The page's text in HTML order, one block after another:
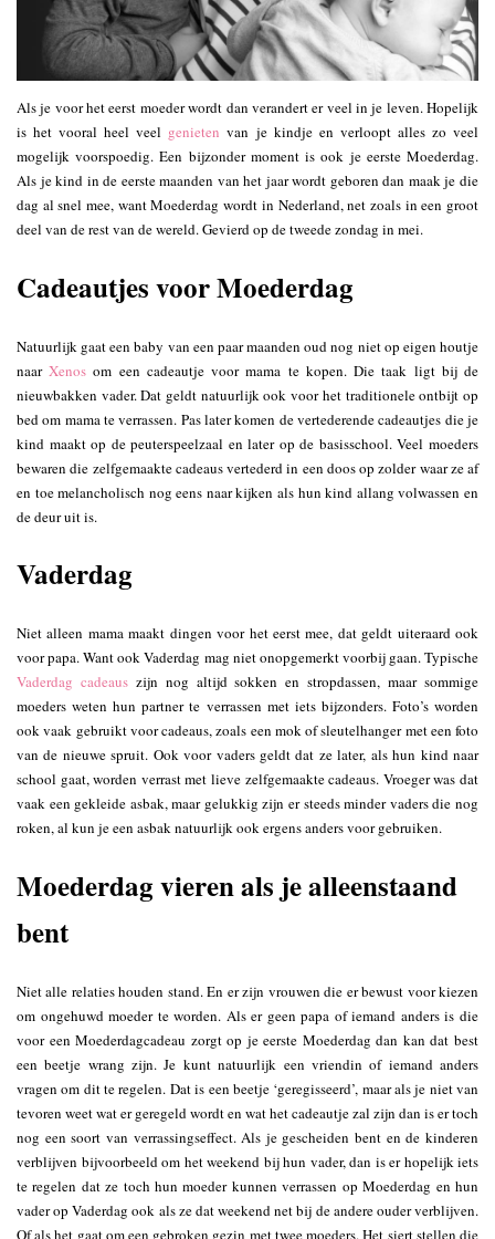
Als je voor het eerst moeder wordt dan verandert er veel in je leven. Hopelijk
is het vooral heel veel genieten van je kindje en verloopt alles zo veel
mogelijk voorspoedig. Een bijzonder moment is ook je eerste Moederdag.
Als je kind in de eerste maanden van het jaar wordt geboren dan maak je die
dag al snel mee, want Moederdag wordt in Nederland, net zoals in een groot
deel van de rest van de wereld. Gevierd op de tweede zondag in mei.
Cadeautjes voor Moederdag
Natuurlijk gaat een baby van een paar maanden oud nog niet op eigen houtje
naarXenos om een cadeautje voor mama te kopen. Die taak ligt bij de
nieuwbakken vader. Dat geldt natuurlijk ook voor het traditionele ontbijt op
bed om mama te verrassen. Pas later komen de vertederende cadeautjes die je
kind maakt op de peuterspeelzaal en later op de basisschool. Veel moeders
bewaren die zelfgemaakte cadeaus vertederd in een doos op zolder waar ze af
en toe melancholisch nog eens naar kijken als hun kind allang volwassen en
de deur uit is.
Vaderdag
Niet alleen mama maakt dingen voor het eerst mee, dat geldt uiteraard ook
voor papa. Want ook Vaderdag mag niet onopgemerkt voorbij gaan. Typische
Vaderdag cadeauszijn nog altijd sokken en stropdassen, maar sommige
moeders weten hun partner te verrassen met iets bijzonders. Foto’s worden
ook vaak gebruikt voor cadeaus, zoals een mok of sleutelhanger met een foto
van de nieuwe spruit. Ook voor vaders geldt dat ze later, als hun kind naar
school gaat, worden verrast met lieve zelfgemaakte cadeaus. Vroeger was dat
vaak een gekleide asbak, maar gelukkig zijn er steeds minder vaders die nog
roken, al kun je een asbak natuurlijk ook ergens anders voor gebruiken.
Moederdag vieren als je alleenstaand
bent
Niet alle relaties houden stand. En er zijn vrouwen die er bewust voor kiezen
om ongehuwd moeder te worden. Als er geen papa of iemand anders is die
voor een Moederdagcadeau zorgt op je eerste Moederdag dan kan dat best
een beetje wrang zijn. Je kunt natuurlijk een vriendin of iemand anders
vragen om dit te regelen. Dat is een beetje ‘geregisseerd’, maar als je niet van
tevoren weet wat er geregeld wordt en wat het cadeautje zal zijn dan is er toch
nog een soort van verrassingseffect. Als je gescheiden bent en de kinderen
verblijven bijvoorbeeld om het weekend bij hun vader, dan is er hopelijk iets
te regelen dat ze toch hun moeder kunnen verrassen op Moederdag en hun
vader op Vaderdag ook als ze dat weekend net bij de andere ouder verblijven.
Of als het gaat om een gebroken gezin met twee moeders. Het siert stellen die